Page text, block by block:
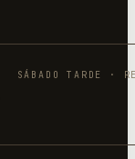
SÁBADO TARDE ·